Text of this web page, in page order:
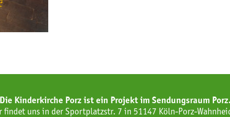
Kinderkirche Porz ist ein Projekt im Sendungsraum
findet uns in der Sportplatzstr. 7 in 51147 Köln-Porz-